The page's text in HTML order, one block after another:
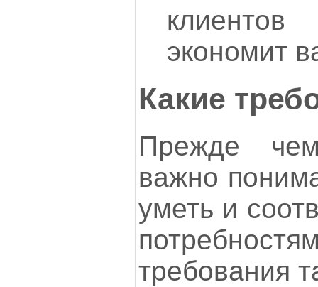
экономит
Какие
Прежде
важно
уметь и
требования